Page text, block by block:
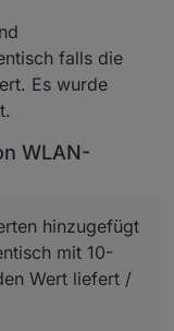
falls die
Es wurde
WLAN-
hinzugefügt
mit 10-
Wert liefert /